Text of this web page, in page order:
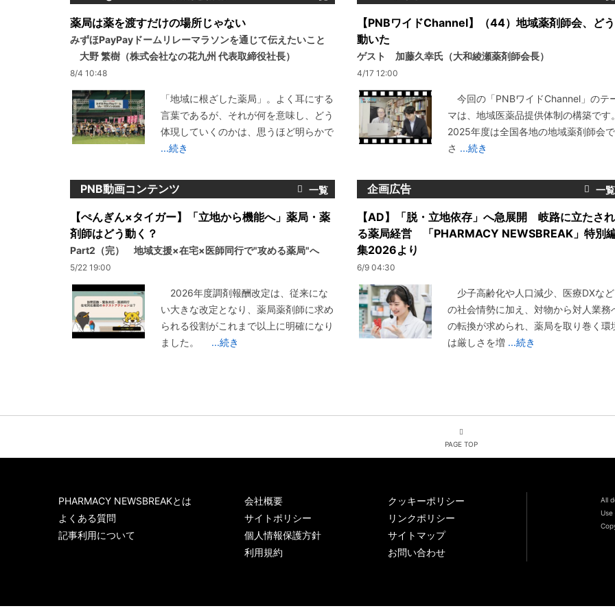
薬局は薬を渡すだけの場所じゃない
みずほPayPayドームリレーマラソンを通じて伝えたいこと
大野 繁樹（株式会社なの花九州 代表取締役社長）
8/4 10:48
「地域に根ざした薬局」。よく耳にする
言葉であるが、それが何を意味し、どう
体現していくのかは、思うほど明らかで
...続き
【PNBワイドChannel】（44）地域薬剤師会、どう
動いた
ゲスト 加藤久幸氏（大和綾瀬薬剤師会長）
4/17 12:00
今回の「PNBワイドChannel」のテ
マは、地域医薬品提供体制の構築です。
2025年度は全国各地の地域薬剤師会で
さ ...続き
PNB動画コンテンツ
【ぺんぎん×タイガー】「立地から機能へ」薬局・薬
剤師はどう動く？
Part2（完） 地域支援×在宅×医師同行で"攻める薬局"へ
5/22 19:00
2026年度調剤報酬改定は、従来にな
い大きな改定となり、薬局薬剤師に求め
られる役割がこれまで以上に明確になり
ました。
...続き
企画広告
【AD】「脱・立地依存」へ急展開 岐路に立たされ
る薬局経営 「PHARMACY NEWSBREAK」特別
集2026より
6/9 04:30
少子高齢化や人口減少、医療DXなど
の社会情勢に加え、対物から対人業務
の転換が求められ、薬局を取り巻く環
は厳しさを増 ...続き
PAGE TOP
PHARMACY NEWSBREAKとは
よくある質問
記事利用について
会社概要
サイトポリシー
個人情報保護方針
利用規約
クッキーポリシー
リンクポリシー
サイトマップ
お問い合わせ
All